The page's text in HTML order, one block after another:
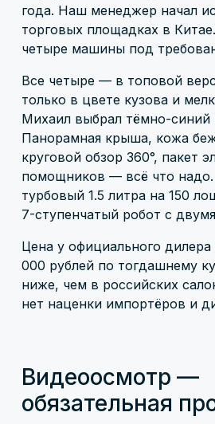
года. Наш менеджер начал
торговых площадках в
четыре машины под
Все четыре — в топовой
только в цвете кузова и
Михаил выбрал тёмно-синий
Панорамная крыша, кожа
круговой обзор 360°, пакет
помощников — всё что
турбовый 1.5 литра на 150
7-ступенчатый робот с
Цена у официального
000 рублей по тогдашнему
ниже, чем в российских
нет наценки импортёров и
Видеоосмотр —
обязательная